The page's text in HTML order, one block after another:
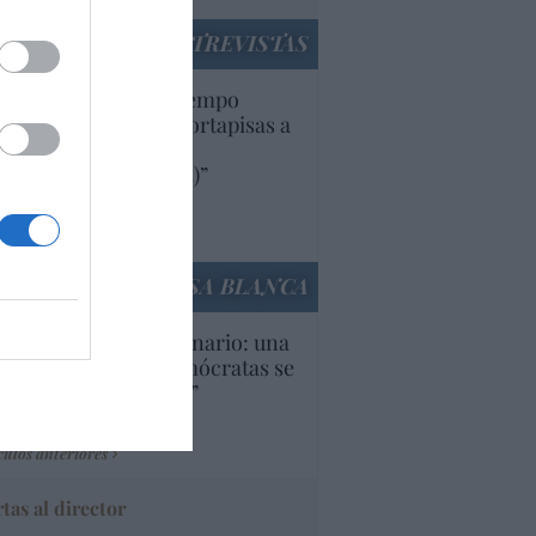
ENTREVISTAS
lleva mucho tiempo
aranceles y cortapisas a
y compañías
(y europeas)”
anteriores
LA CASA BLANCA
Inquietante escenario: una
parte de los demócratas se
como “socialista”
anteriores
al director